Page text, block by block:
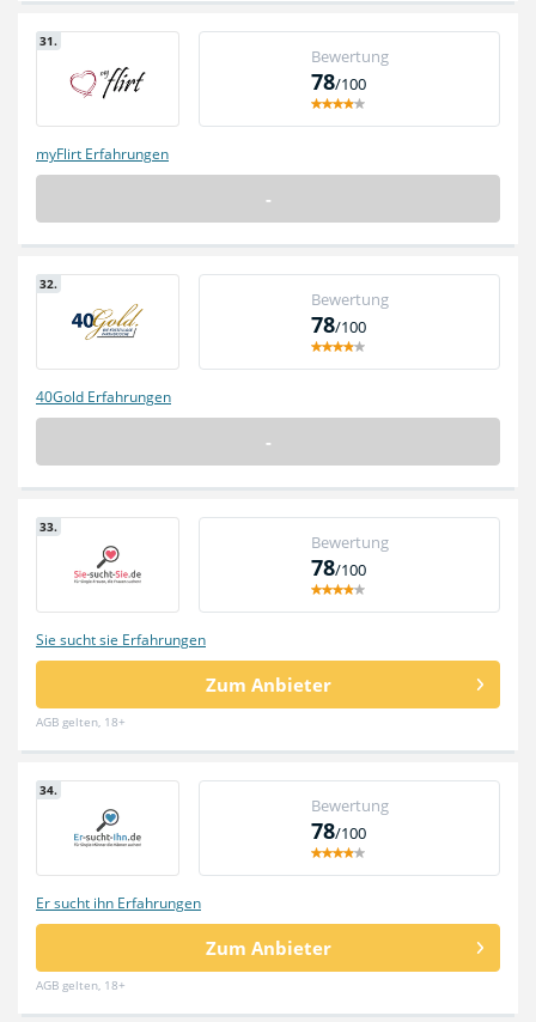
31.
Bewertung
78/100
myFlirt Erfahrungen
-
32.
Bewertung
78/100
40Gold Erfahrungen
-
33.
Bewertung
78/100
Sie sucht sie Erfahrungen
Zum Anbieter
AGB gelten, 18+
34.
Bewertung
78/100
Er sucht ihn Erfahrungen
Zum Anbieter
AGB gelten, 18+